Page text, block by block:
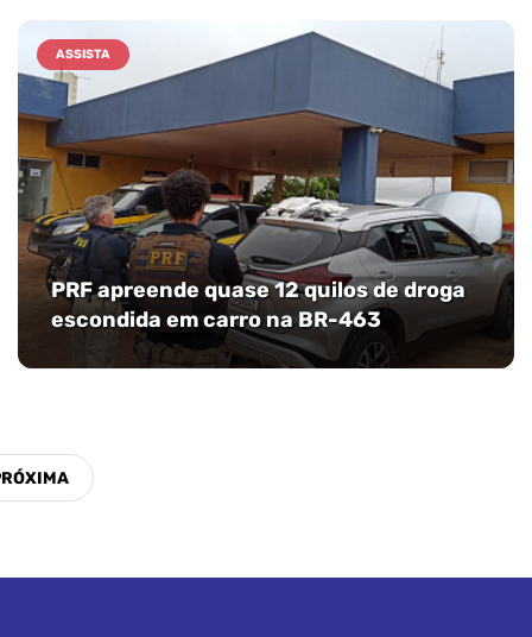
ASSISTA
PRF apreende quase 12 quilos de droga
escondida em carro na BR-463